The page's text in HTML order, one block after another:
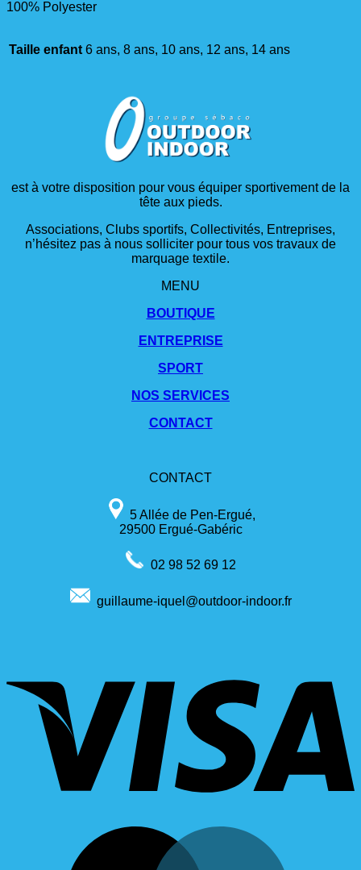
100% Polyester
Taille enfant 6 ans, 8 ans, 10 ans, 12 ans, 14 ans
est à votre disposition pour vous équiper sportivement de la
tête aux pieds.
Associations, Clubs sportifs, Collectivités, Entreprises,
n’hésitez pas à nous solliciter pour tous vos travaux de
marquage textile.
MENU
BOUTIQUE
ENTREPRISE
SPORT
NOS SERVICES
CONTACT
CONTACT
5 Allée de Pen-Ergué,
29500 Ergué-Gabéric
02 98 52 69 12
guillaume-iquel@outdoor-indoor.fr